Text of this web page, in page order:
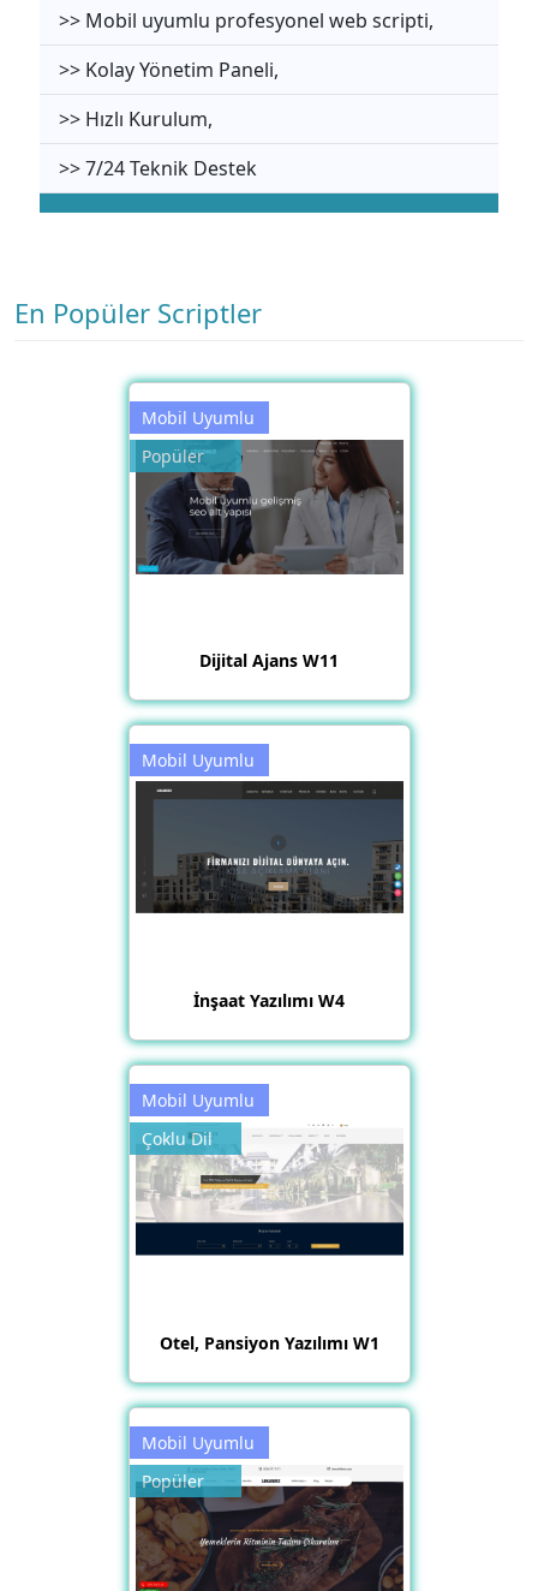
>> Mobil uyumlu profesyonel web scripti,
>> Kolay Yönetim Paneli,
>> Hızlı Kurulum,
>> 7/24 Teknik Destek
En Popüler Scriptler
Mobil Uyumlu
Popüler
Dijital Ajans W11
Mobil Uyumlu
İnşaat Yazılımı W4
Mobil Uyumlu
Çoklu Dil
Otel, Pansiyon Yazılımı W1
Mobil Uyumlu
Popüler